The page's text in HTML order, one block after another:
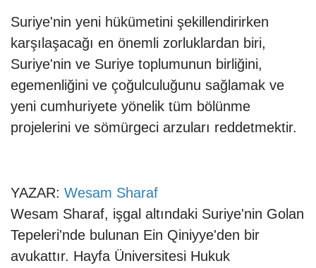
Suriye'nin yeni hükümetini şekillendirirken
karşılaşacağı en önemli zorluklardan biri,
Suriye'nin ve Suriye toplumunun birliğini,
egemenliğini ve çoğulculuğunu sağlamak ve
yeni cumhuriyete yönelik tüm bölünme
projelerini ve sömürgeci arzuları reddetmektir.
YAZAR: Wesam Sharaf
Wesam Sharaf, işgal altındaki Suriye'nin Golan
Tepeleri'nde bulunan Ein Qiniyye'den bir
avukattır. Hayfa Üniversitesi Hukuk